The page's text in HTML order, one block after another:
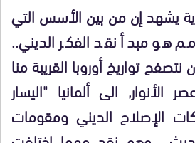
يشهد إن من بين الأسس التي
هو مبدأ نقد الفكر الديني..
تواريخ أوروبا القريبة منا
الى ألمانيا "اليسار
الإصلاح الديني ومقومات